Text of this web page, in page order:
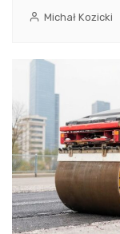
Michał Kozicki